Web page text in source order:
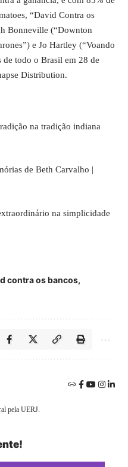
, “David Contra os
Bonneville (“Downton
e Jo Hartley (“Voando
todo o Brasil em 28 de
Distribution.
na tradição indiana
de Beth Carvalho |
na simplicidade
contra os bancos
pela UERJ.